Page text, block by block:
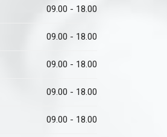
09.00 - 18.00
09.00 - 18.00
09.00 - 18.00
09.00 - 18.00
09.00 - 18.00